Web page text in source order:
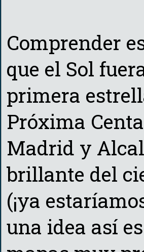
Comprender
que el Sol
primera
Próxima
Madrid y
brillante del
(¡ya
una idea así